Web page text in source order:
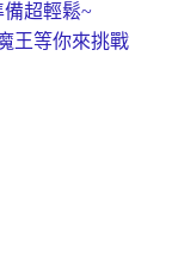
超輕鬆~
王等你來挑戰